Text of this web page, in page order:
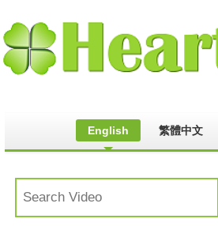
English 繁體中文